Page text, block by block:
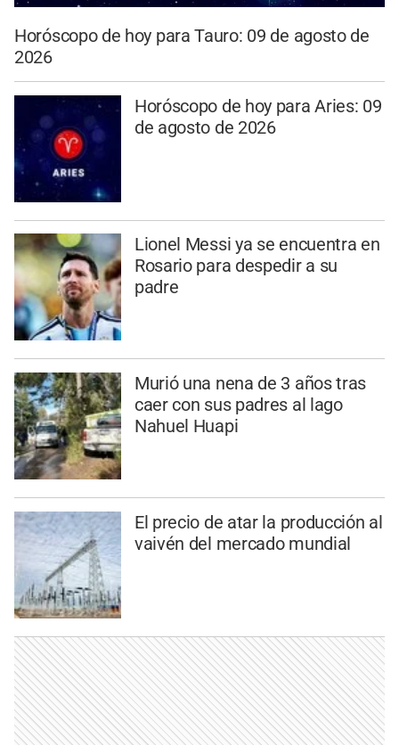
Horóscopo de hoy para Tauro: 09 de agosto de
2026
Horóscopo de hoy para Aries: 09
de agosto de 2026
Lionel Messi ya se encuentra en
Rosario para despedir a su
padre
Murió una nena de 3 años tras
caer con sus padres al lago
Nahuel Huapi
El precio de atar la producción al
vaivén del mercado mundial